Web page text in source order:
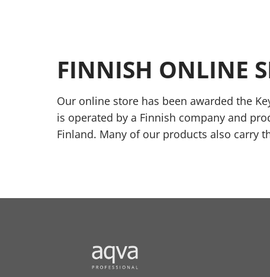
FINNISH ONLINE
Our online store has been awarded the
is operated by a Finnish company and
Finland. Many of our products also carry